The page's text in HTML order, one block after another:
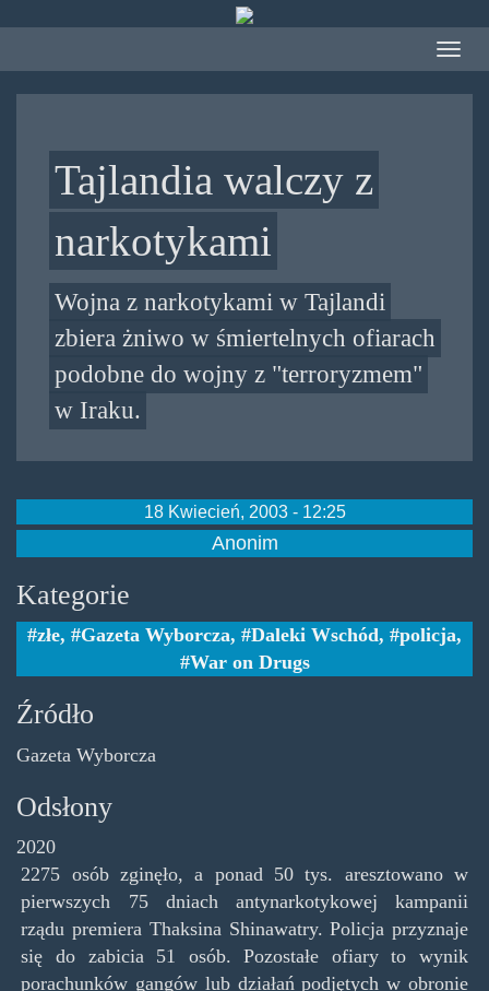
treści
Toggle
Tajlandia walczy z
narkotykami
Wojna z narkotykami w Tajlandi
zbiera żniwo w śmiertelnych ofiarach
podobne do wojny z "terroryzmem"
w Iraku.
18 Kwiecień, 2003 - 12:25
Anonim
Kategorie
złe, Gazeta Wyborcza, Daleki Wschód, policja,
War on Drugs
Źródło
Gazeta Wyborcza
Odsłony
2020
2275 osób zginęło, a ponad 50 tys. aresztowano w
pierwszych 75 dniach antynarkotykowej kampanii
rządu premiera Thaksina Shinawatry. Policja przyznaje
się do zabicia 51 osób. Pozostałe ofiary to wynik
porachunków gangów lub działań podjętych w obronie